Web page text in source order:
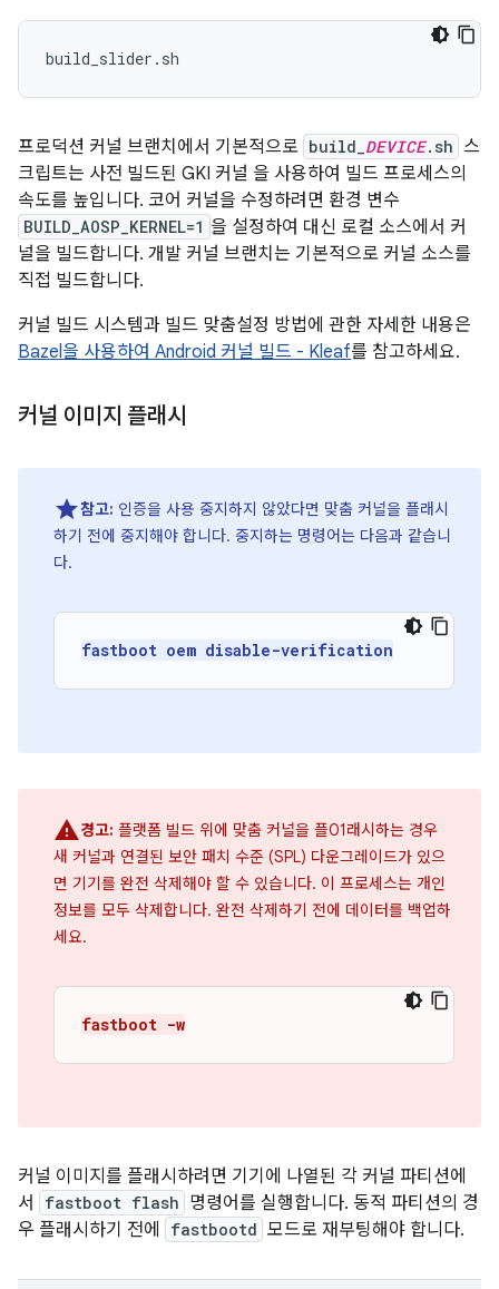
프로덕션 커널 브랜치에서 기본적으로 build_ DEVICE.sh 스
크립트는 사전 빌드된 GKI 커널 을 사용하여 빌드 프로세스의
속도를 높입니다. 코어 커널을 수정하려면 환경 변수
BUILD_AOSP_KERNEL=1 을 설정하여 대신 로컬 소스에서 커
널을 빌드합니다. 개발 커널 브랜치는 기본적으로 커널 소스를
직접 빌드합니다.
커널 빌드 시스템과 빌드 맞춤설정 방법에 관한 자세한 내용은
Bazel을 사용하여 Android 커널 빌드 - Kleaf를 참고하세요.
커널 이미지 플래시
참고: 인증을 사용 중지하지 않았다면 맞춤 커널을 플래시
하기 전에 중지해야 합니다. 중지하는 명령어는 다음과 같습니
다.
fastboot oem disable-verification
경고: 플랫폼 빌드 위에 맞춤 커널을 플01래시하는 경우
새 커널과 연결된 보안 패치 수준 (SPL) 다운그레이드가 있으
면 기기를 완전 삭제해야 할 수 있습니다. 이 프로세스는 개인
정보를 모두 삭제합니다. 완전 삭제하기 전에 데이터를 백업하
세요.
fastboot -w
커널 이미지를 플래시하려면 기기에 나열된 각 커널 파티션에
서
fastboot flash 명령어를 실행합니다. 동적 파티션의 경
우 플래시하기 전에
fastbootd 모드로 재부팅해야 합니다.